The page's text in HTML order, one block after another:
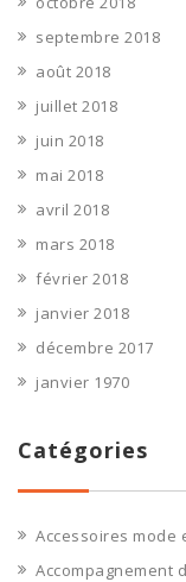
septembre 2018
août 2018
juillet 2018
juin 2018
mai 2018
avril 2018
mars 2018
février 2018
janvier 2018
décembre 2017
janvier 1970
Catégories
Accessoires mode
Accompagnement